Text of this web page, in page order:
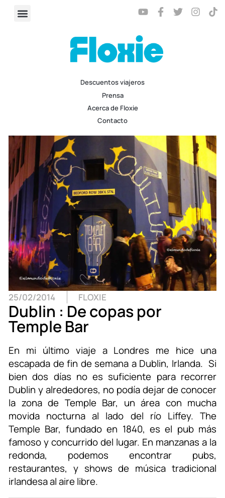
Descuentos viajeros
Prensa
Acerca de Floxie
Contacto
25/02/2014 FLOXIE
Dublin : De copas por
Temple Bar
En mi último viaje a Londres me hice una
escapada de fin de semana a Dublin, Irlanda. Si
bien dos días no es suficiente para recorrer
Dublin y alrededores, no podía dejar de conocer
la zona de Temple Bar, un área con mucha
movida nocturna al lado del río Liffey. The
Temple Bar, fundado en 1840, es el pub más
famoso y concurrido del lugar. En manzanas a la
redonda, podemos encontrar pubs,
restaurantes, y shows de música tradicional
irlandesa al aire libre.